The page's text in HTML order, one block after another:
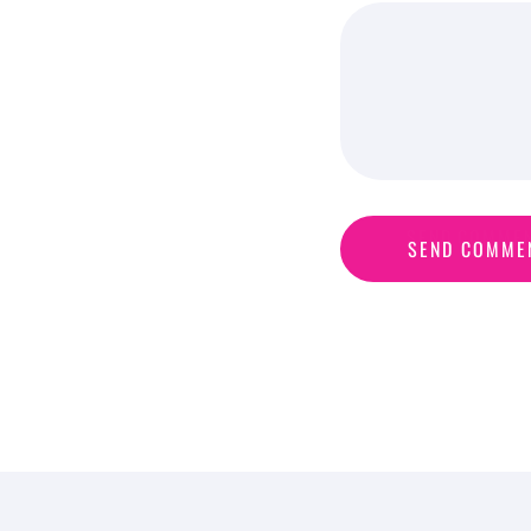
SEND COMME
SEND